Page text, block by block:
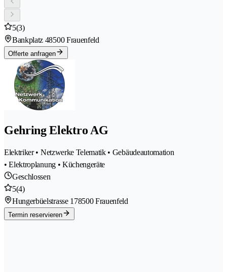
5(3)
Bankplatz 48500 Frauenfeld
Offerte anfragen
Gehring Elektro AG
Elektriker • Netzwerke Telematik • Gebäudeautomation
• Elektroplanung • Küchengeräte
Geschlossen
5(4)
Hungerbüelstrasse 178500 Frauenfeld
Termin reservieren